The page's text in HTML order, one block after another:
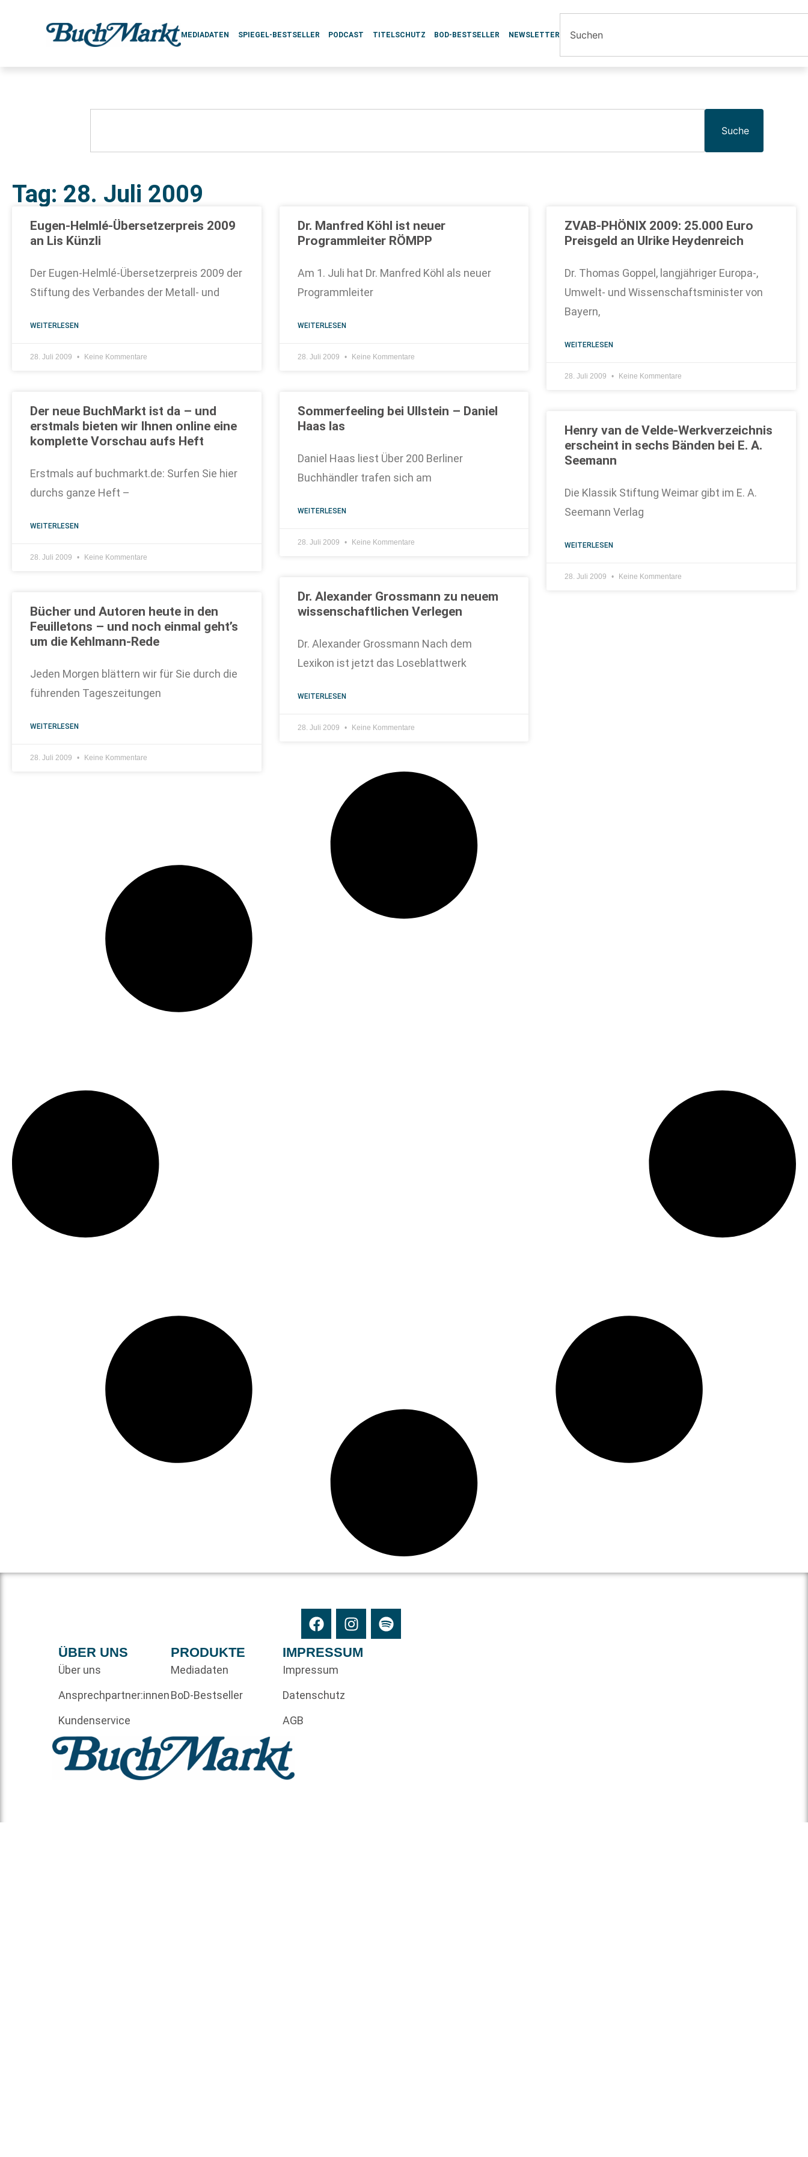
MEDIADATEN SPIEGEL-BESTSELLER PODCAST TITELSCHUTZ BOD-BESTSELLER NEWSLETTER
Suche
Tag: 28. Juli 2009
Eugen-Helmlé-Übersetzerpreis 2009
an Lis Künzli
Der Eugen-Helmlé-Übersetzerpreis 2009 der
Stiftung des Verbandes der Metall- und
WEITERLESEN
28. Juli 2009 Keine Kommentare
Dr. Manfred Köhl ist neuer
Programmleiter RÖMPP
Am 1. Juli hat Dr. Manfred Köhl als neuer
Programmleiter
WEITERLESEN
28. Juli 2009 Keine Kommentare
ZVAB-PHÖNIX 2009: 25.000 Euro
Preisgeld an Ulrike Heydenreich
Dr. Thomas Goppel, langjähriger Europa-,
Umwelt- und Wissenschaftsminister von
Bayern,
WEITERLESEN
28. Juli 2009 Keine Kommentare
Der neue BuchMarkt ist da – und
erstmals bieten wir Ihnen online eine
komplette Vorschau aufs Heft
Erstmals auf buchmarkt.de: Surfen Sie hier
durchs ganze Heft –
WEITERLESEN
28. Juli 2009 Keine Kommentare
Sommerfeeling bei Ullstein – Daniel
Haas las
Daniel Haas liest Über 200 Berliner
Buchhändler trafen sich am
WEITERLESEN
28. Juli 2009 Keine Kommentare
Henry van de Velde-Werkverzeichnis
erscheint in sechs Bänden bei E. A.
Seemann
Die Klassik Stiftung Weimar gibt im E. A.
Seemann Verlag
WEITERLESEN
28. Juli 2009 Keine Kommentare
Bücher und Autoren heute in den
Feuilletons – und noch einmal geht’s
um die Kehlmann-Rede
Jeden Morgen blättern wir für Sie durch die
führenden Tageszeitungen
WEITERLESEN
28. Juli 2009 Keine Kommentare
Dr. Alexander Grossmann zu neuem
wissenschaftlichen Verlegen
Dr. Alexander Grossmann Nach dem
Lexikon ist jetzt das Loseblattwerk
WEITERLESEN
28. Juli 2009 Keine Kommentare
ÜBER UNS
Über uns
Ansprechpartner:innen
Kundenservice
PRODUKTE
Mediadaten
BoD-Bestseller
IMPRESSUM
Impressum
Datenschutz
AGB